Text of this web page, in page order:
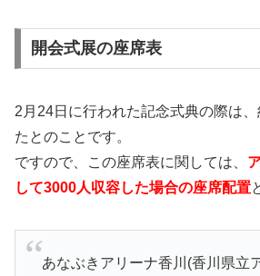
開会式展の座席表
2月24日に行われた記念式典の際は
たとのことです。
ですので、この座席表に関しては、
して3000人収容した場合の座席配置
あなぶきアリーナ香川(香川県立